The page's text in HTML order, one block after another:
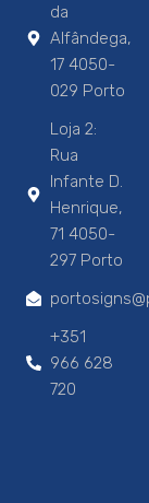
da
Alfândega,
17 4050-
029 Porto
Loja 2:
Rua
Infante D.
Henrique,
71 4050-
297 Porto
+351
966 628
720